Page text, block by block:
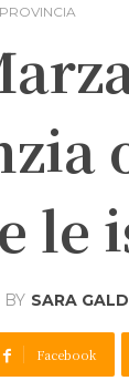
le
BY SARA
Facebook